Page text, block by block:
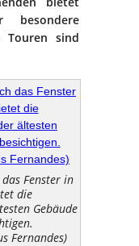
besondere
Touren sind
Fenster in
die
Gebäude
Fernandes)